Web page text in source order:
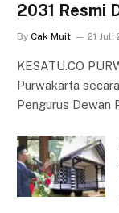
2031 Resmi
By Cak Muit 21 Juli
KESATU.CO
Purwakarta
Pengurus Dewan